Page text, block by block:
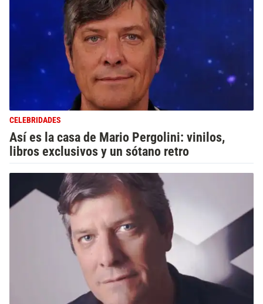
CELEBRIDADES
Así es la casa de Mario Pergolini: vinilos,
libros exclusivos y un sótano retro